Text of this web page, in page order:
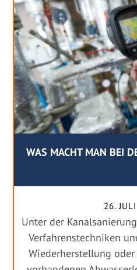
WAS MACHT MAN BEI
26.
Unter der
Verfahrenstechniken
Wiederherstellung